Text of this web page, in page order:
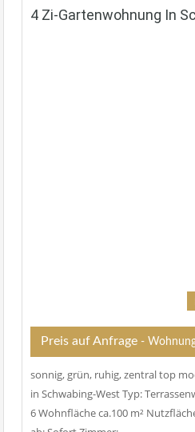
4 Zi-Gartenwohnung In
Preis auf Anfrage -
sonnig, grün, ruhig, zentral top
in Schwabing-West Typ:
6 Wohnfläche ca.100 m²